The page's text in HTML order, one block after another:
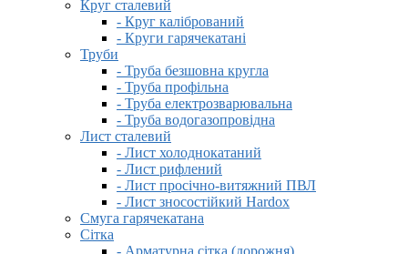
Круг сталевий
- Круг калібрований
- Круги гарячекатані
Труби
- Труба безшовна кругла
- Труба профільна
- Труба електрозварювальна
- Труба водогазопровідна
Лист сталевий
- Лист холоднокатаний
- Лист рифлений
- Лист просічно-витяжний ПВЛ
- Лист зносостійкий Hardox
Смуга гарячекатана
Сітка
- Арматурна сітка (дорожня)